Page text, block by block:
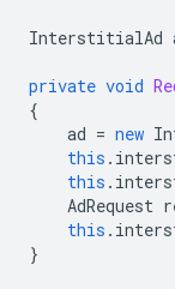
InterstitialAd
private void
{
ad = new
this .
this .
AdRequest
this .
}